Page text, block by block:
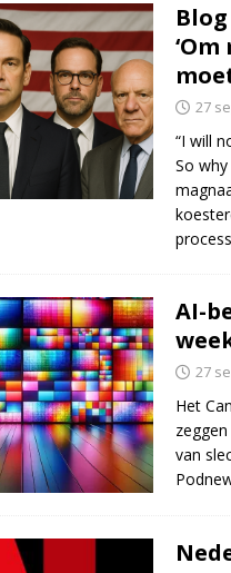
27
“I will
So
AI-
27
Het
van